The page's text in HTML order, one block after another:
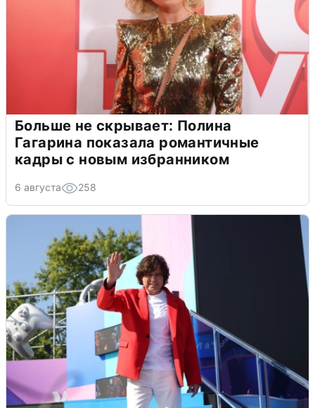
Больше не скрывает: Полина
Гагарина показала романтичные
кадры с новым избранником
6 августа 258